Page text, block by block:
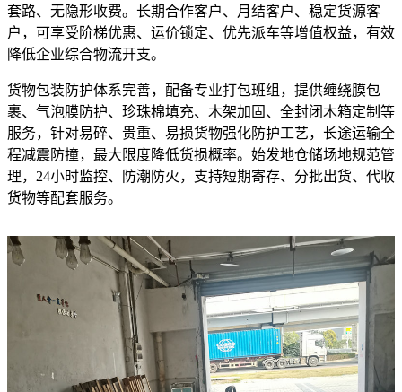
套路、无隐形收费。长期合作客户、月结客户、稳定货源客
户，可享受阶梯优惠、运价锁定、优先派车等增值权益，有效
降低企业综合物流开支。
货物包装防护体系完善，配备专业打包班组，提供缠绕膜包
裹、气泡膜防护、珍珠棉填充、木架加固、全封闭木箱定制等
服务，针对易碎、贵重、易损货物强化防护工艺，长途运输全
程减震防撞，最大限度降低货损概率。始发地仓储场地规范管
理，24小时监控、防潮防火，支持短期寄存、分批出货、代收
货物等配套服务。